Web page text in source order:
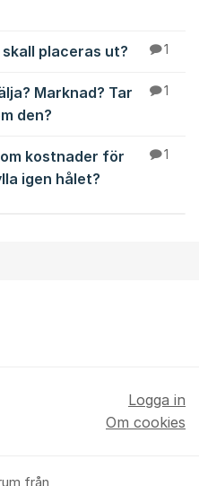
placeras ut? 1
Marknad? Tar
den?
1
kostnader för
igen hålet?
1
från
Logga in
Om cookies